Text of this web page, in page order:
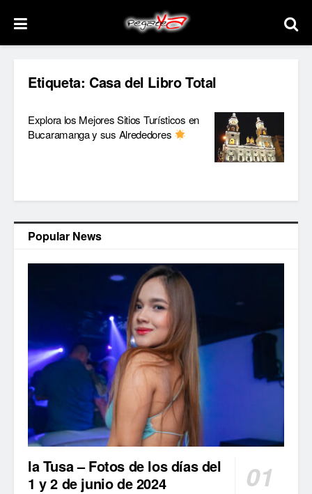
Etiqueta: Casa del Libro Total
Explora los Mejores Sitios Turísticos en
Bucaramanga y sus Alrededores
Popular News
la Tusa – Fotos de los días del
1 y 2 de junio de 2024